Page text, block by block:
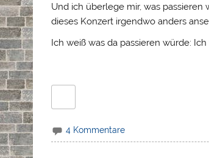
Und ich überlege mir, was
dieses Konzert irgendwo anders
Ich weiß was da passieren würde:
4 Kommentare